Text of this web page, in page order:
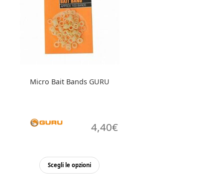
Micro Bait Bands GURU
4,40€
Scegli le opzioni
Questo